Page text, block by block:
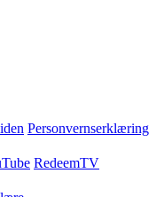
Personvernserklæring
RedeemTV